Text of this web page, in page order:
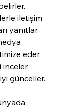
iletişim
yanıtlar.
eder.
günceller.